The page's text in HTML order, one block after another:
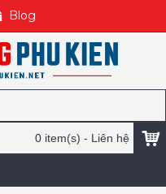
Blog
0 item(s) - Liên hệ